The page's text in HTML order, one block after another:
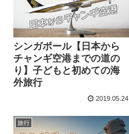
シンガポール【日本から
チャンギ空港までの道の
り】子どもと初めての海
外旅行
2019.05.24
旅行